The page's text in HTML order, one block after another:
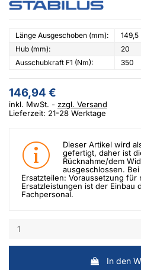
Länge Ausgeschoben (mm):
149,5
Hub (mm):
20
Ausschubkraft F1 (Nm):
350
146,94 €
inkl. MwSt.
zzgl. Versand
Lieferzeit: 21-28 Werktage
Dieser Artikel wird
gefertigt, daher ist
Rücknahme/dem
ausgeschlossen.
Ersatzteilen: Voraussetzung für
Ersatzleistungen ist der Einbau
Fachpersonal.
In den